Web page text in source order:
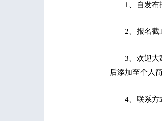
1、自发布
2、报名截
3、欢迎大
后添加至个人
4、联系方